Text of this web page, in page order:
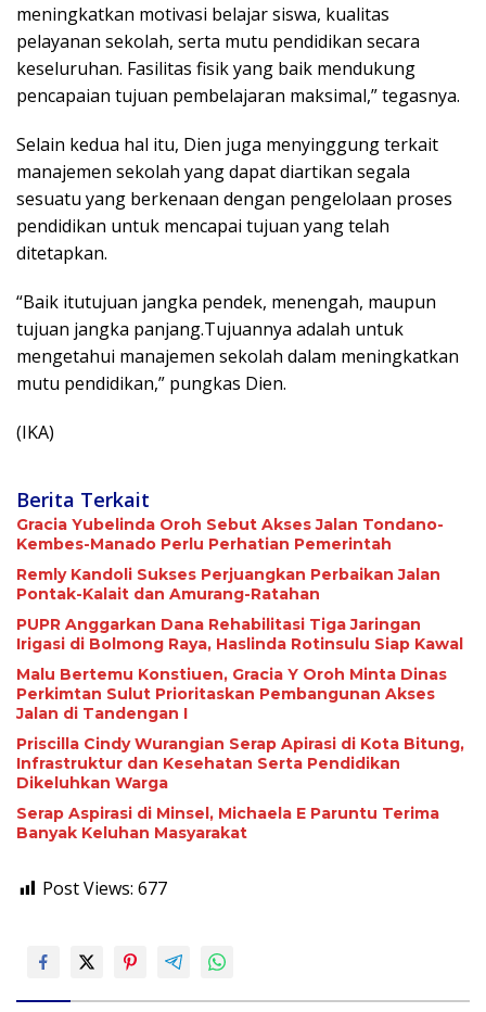
meningkatkan motivasi belajar siswa, kualitas
pelayanan sekolah, serta mutu pendidikan secara
keseluruhan. Fasilitas fisik yang baik mendukung
pencapaian tujuan pembelajaran maksimal,” tegasnya.
Selain kedua hal itu, Dien juga menyinggung terkait
manajemen sekolah yang dapat diartikan segala
sesuatu yang berkenaan dengan pengelolaan proses
pendidikan untuk mencapai tujuan yang telah
ditetapkan.
“Baik itutujuan jangka pendek, menengah, maupun
tujuan jangka panjang.Tujuannya adalah untuk
mengetahui manajemen sekolah dalam meningkatkan
mutu pendidikan,” pungkas Dien.
(IKA)
Berita Terkait
Gracia Yubelinda Oroh Sebut Akses Jalan Tondano-
Kembes-Manado Perlu Perhatian Pemerintah
Remly Kandoli Sukses Perjuangkan Perbaikan Jalan
Pontak-Kalait dan Amurang-Ratahan
PUPR Anggarkan Dana Rehabilitasi Tiga Jaringan
Irigasi di Bolmong Raya, Haslinda Rotinsulu Siap Kawal
Malu Bertemu Konstiuen, Gracia Y Oroh Minta Dinas
Perkimtan Sulut Prioritaskan Pembangunan Akses
Jalan di Tandengan I
Priscilla Cindy Wurangian Serap Apirasi di Kota Bitung,
Infrastruktur dan Kesehatan Serta Pendidikan
Dikeluhkan Warga
Serap Aspirasi di Minsel, Michaela E Paruntu Terima
Banyak Keluhan Masyarakat
Post Views: 677